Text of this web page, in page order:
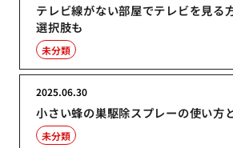
テレビ線がない部屋でテレビを見る
選択肢も
未分類
小さい蜂の巣駆除スプレーの使い方
2025.06.30
未分類